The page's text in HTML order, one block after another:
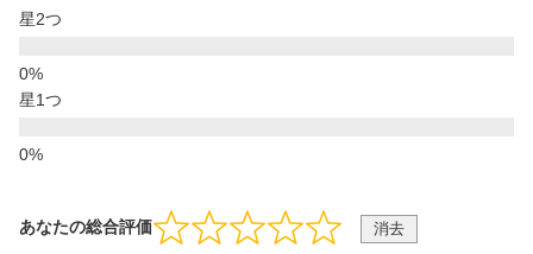
星2つ
星1つ
あなたの総合評価 消去